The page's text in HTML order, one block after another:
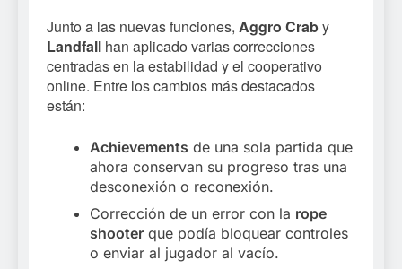
Junto a las nuevas funciones, Aggro Craby
Landfall han aplicado varias correcciones
centradas en la estabilidad y el cooperativo
online. Entre los cambios más destacados
están:
Achievements de una sola partida que
ahora conservan su progreso tras una
desconexión o reconexión.
Corrección de un error con la rope
shooter que podía bloquear controles
o enviar al jugador al vacío.